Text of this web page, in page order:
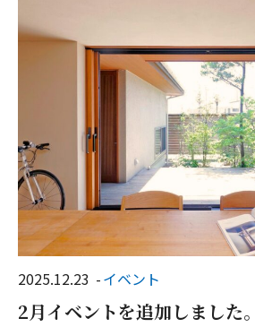
2025.12.23 イベント
2月イベントを追加しました。